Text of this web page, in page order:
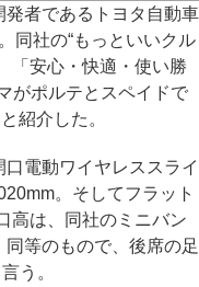
者であるトヨタ自動車
同社の“もっといいクル
「安心・快適・使い勝
がポルテとスペイドで
紹介した。
電動ワイヤレススライ
。そしてフラット
高は、同社のミニバン
同等のもので、後席の足
う。